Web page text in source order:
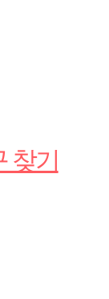
기